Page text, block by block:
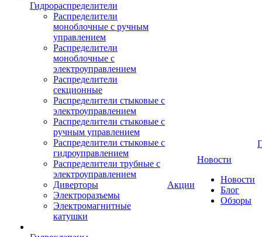
Гидрораспределители
Распределители
моноблочные с ручным
управлением
Распределители
моноблочные с
электроуправлением
Распределители
секционные
Распределители стыковые с
электроуправлением
Распределители стыковые с
ручным управлением
Распределители стыковые с
гидроуправлением
Распределители трубные с
электроуправлением
Диверторы
Электроразъемы
Электромагнитные
катушки
Акции
Новости
Новости
Блог
Обзоры